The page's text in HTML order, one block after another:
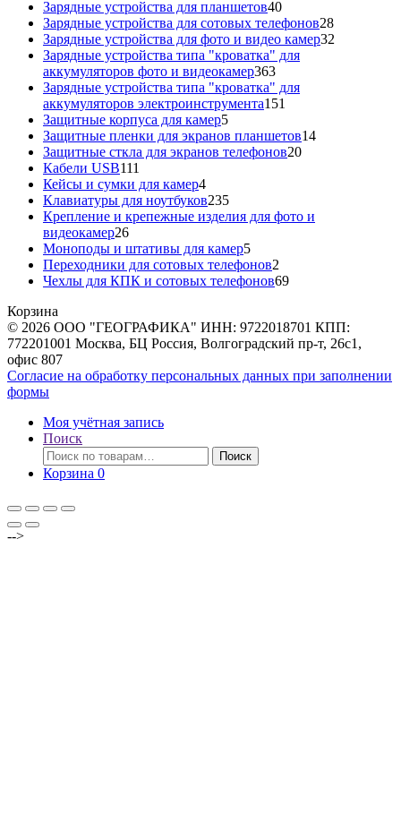
Зарядные устройства для планшетов4040
товаров
Зарядные устройства для сотовых телефонов2828
товаров
Зарядные устройства для фото и видео камер32
Зарядные устройства типа "кроватка" для
аккумуляторов фото и видеокамер363363
товара
Зарядные устройства типа "кроватка" для
аккумуляторов электроинструмента151
Защитные корпуса для камер55
товаров
Защитные пленки для экранов планшетов1414
Защитные сткла для экранов телефонов2020
Кабели USB111
товаров
Кейсы и сумки для камер44
товара
Клавиатуры для ноутбуков235235
товаров
Крепление и крепежные изделия для фото и
видеокамер2626
товаров
Моноподы и штативы для камер55
товаров
Переходники для сотовых телефонов2
товара
Чехлы для КПК и сотовых телефонов6969
Корзина
© 2026 ООО "ГЕОГРАФИКА" ИНН: 9722018701 КПП:
772201001 Москва, БЦ Россия, Волгоградский пр-т, 26с1,
офис 807
Согласие на обработку персональных данных при заполнении
формы
Моя учётная запись
Поиск
Искать:
Поиск
Корзина 0
-->